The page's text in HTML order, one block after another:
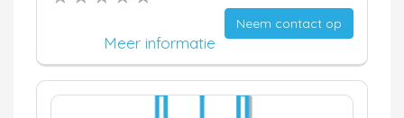
Neem contact op
Meer informatie